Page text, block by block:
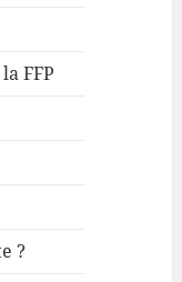
FFP
?